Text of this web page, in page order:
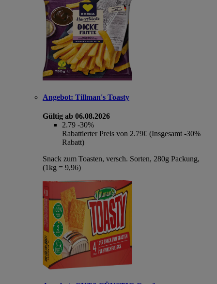
Angebot: Tillman's Toasty
Gültig ab 06.08.2026
2.79 -30%
Rabattierter Preis von 2.79€ (Insgesamt -30%
Rabatt)
Snack zum Toasten, versch. Sorten, 280g Packung,
(1kg = 9,96)